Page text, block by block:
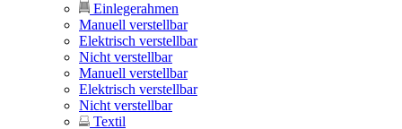
Einlegerahmen
Manuell verstellbar
Elektrisch verstellbar
Nicht verstellbar
Manuell verstellbar
Elektrisch verstellbar
Nicht verstellbar
Textil